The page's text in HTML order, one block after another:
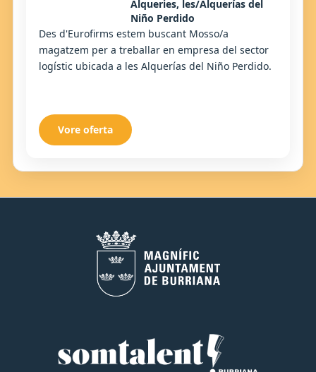
Alqueries, les/Alquerías del
Niño Perdido
Des d'Eurofirms estem buscant Mosso/a
magatzem per a treballar en empresa del sector
logístic ubicada a les Alquerías del Niño Perdido.
Vore oferta